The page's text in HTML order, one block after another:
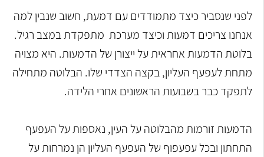
לפני שנסביר כיצד מתמודדים עם דמעת, חשוב שנבין למה
אנחנו צריכים דמעות וכיצד מערכת מתפקדת במצב רגיל.
בלוטת הדמעות אחראית על ייצורן של הדמעות. היא מצויה
מתחת לעפעף העליון, בקצה הצדדי שלו. הבלוטה מתחילה
לתפקד כבר בשבועות הראשונים אחרי הלידה.
הדמעות זורמות מהבלוטה על העין, נאספות על העפעף
התחתון ובכל עפעפוף של העפעף העליון הן נמרחות על